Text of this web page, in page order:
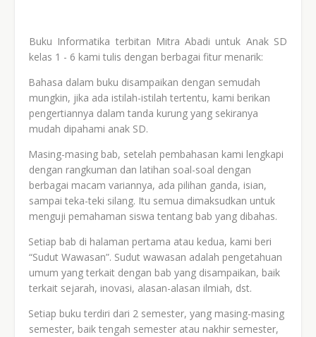
Buku Informatika terbitan Mitra Abadi untuk Anak SD
kelas 1 - 6 kami tulis dengan berbagai fitur menarik:
Bahasa dalam buku disampaikan dengan semudah
mungkin, jika ada istilah-istilah tertentu, kami berikan
pengertiannya dalam tanda kurung yang sekiranya
mudah dipahami anak SD.
Masing-masing bab, setelah pembahasan kami lengkapi
dengan rangkuman dan latihan soal-soal dengan
berbagai macam variannya, ada pilihan ganda, isian,
sampai teka-teki silang. Itu semua dimaksudkan untuk
menguji pemahaman siswa tentang bab yang dibahas.
Setiap bab di halaman pertama atau kedua, kami beri
“Sudut Wawasan”. Sudut wawasan adalah pengetahuan
umum yang terkait dengan bab yang disampaikan, baik
terkait sejarah, inovasi, alasan-alasan ilmiah, dst.
Setiap buku terdiri dari 2 semester, yang masing-masing
semester, baik tengah semester atau nakhir semester,